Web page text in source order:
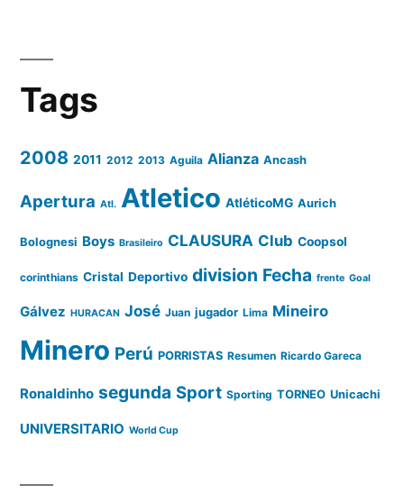
Tags
2008 2011 2012 2013 Aguila Alianza Ancash
Apertura Atl. Atletico AtléticoMG Aurich
Bolognesi Boys Brasileiro CLAUSURA Club Coopsol
corinthians Cristal Deportivo division Fecha frente Goal
Gálvez HURACAN José Juan jugador Lima Mineiro
Minero Perú PORRISTAS Resumen Ricardo Gareca
Ronaldinho segunda Sport Sporting TORNEO Unicachi
UNIVERSITARIO World Cup